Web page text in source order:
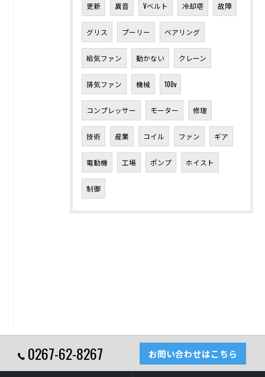
更新 異音 Vベルト 冷却塔 故障
グリス プーリー ベアリング
給気ファン 動かない クレーン
排気ファン 機械 100v
コンプレッサー モーター 修理
技術 産業 コイル ファン ギア
電動機 工場 ポンプ ホイスト
制御
0267-62-8267 お問い合わせはこちら